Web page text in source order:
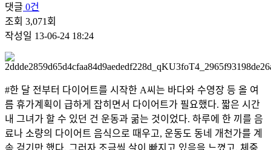
댓글 0건
조회 3,071회
작성일 13-06-24 18:24
#한 달 전부터 다이어트를 시작한 A씨는 바다와 수영장 등 올 여
름 휴가계획이 급하게 잡히면서 다이어트가 필요했다. 짧은 시간
내 그녀가 할 수 있던 건 운동과 굶는 것이었다. 하루에 한 끼를 음
료나 소량의 다이어트 음식으로 때우고, 운동도 동네 개천가를 계
속 걷기만 했다. 그러자 조금씩 살이 빠지고 있음을 느꼈고, 체중